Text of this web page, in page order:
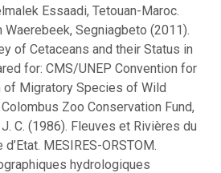
Essaadi, Tetouan-Maroc.
Waerebeek, Segniagbeto (2011).
of Cetaceans and their Status in
for: CMS/UNEP Convention for
of Migratory Species of Wild
Zoo Conservation Fund,
C. (1986). Fleuves et Rivières du
MESIRES-ORSTOM.
hydrologiques